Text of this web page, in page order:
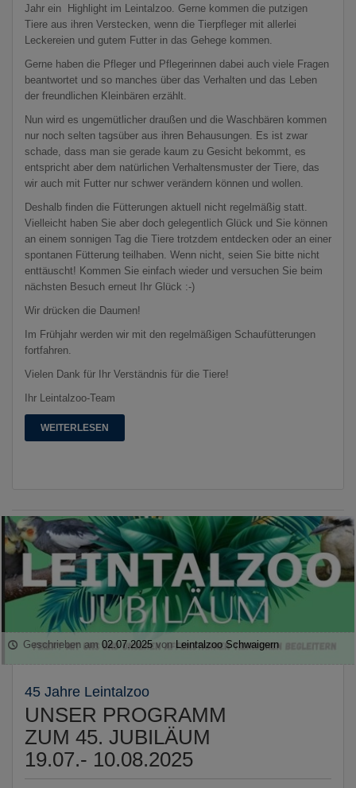
Jahr ein Highlight im Leintalzoo. Gerne kommen die putzigen
Tiere aus ihren Verstecken, wenn die Tierpfleger mit allerlei
Leckereien und gutem Futter in das Gehege kommen.
Gerne haben die Pfleger und Pflegerinnen dabei auch viele Fragen
beantwortet und so manches über das Verhalten und das Leben
der freundlichen Kleinbären erzählt.
Nun wird es ungemütlicher draußen und die Waschbären kommen
nur noch selten tagsüber aus ihren Behausungen. Es ist zwar
schade, dass man sie gerade kaum zu Gesicht bekommt, es
entspricht aber dem natürlichen Verhaltensmuster der Tiere, das
wir auch mit Futter nur schwer verändern können und wollen.
Deshalb finden die Fütterungen aktuell nicht regelmäßig statt.
Vielleicht haben Sie aber doch gelegentlich Glück und Sie können
an einem sonnigen Tag die Tiere trotzdem entdecken oder an einer
spontanen Fütterung teilhaben. Wenn nicht, seien Sie bitte nicht
enttäuscht! Kommen Sie einfach wieder und versuchen Sie beim
nächsten Besuch erneut Ihr Glück :-)
Wir drücken die Daumen!
Im Frühjahr werden wir mit den regelmäßigen Schaufütterungen
fortfahren.
Vielen Dank für Ihr Verständnis für die Tiere!
Ihr Leintalzoo-Team
WEITERLESEN
Geschrieben am02.07.2025von Leintalzoo Schwaigern
45 Jahre Leintalzoo
UNSER PROGRAMM
ZUM 45. JUBILÄUM
19.07.- 10.08.2025